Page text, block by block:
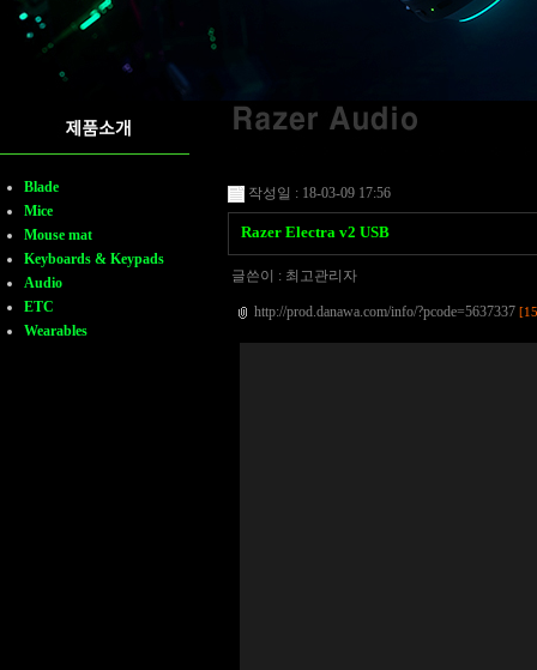
Blade
Mice
Mouse mat
Keyboards & Keypads
Audio
ETC
Wearables
작성일 : 18-03-09 17:56
Razer Electra v2 USB
글쓴이 : 최고관리자
http://prod.danawa.com/info/?pcode=5637337